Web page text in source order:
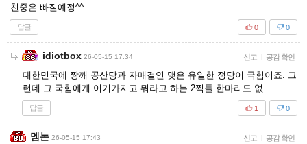
친중은 빠질예정^^
답글 0
0
idiotbox 26-05-15 17:34 신고 | 공감 확인
대한민국에 짱깨 공산당과 자매결연 맺은 유일한 정당이 국힘이죠. 그
런데 그 국힘에게 이거가지고 뭐라고 하는 2찍들 한마리도 없….
답글 0
1
멤논 26-05-15 17:43 신고 | 공감 확인